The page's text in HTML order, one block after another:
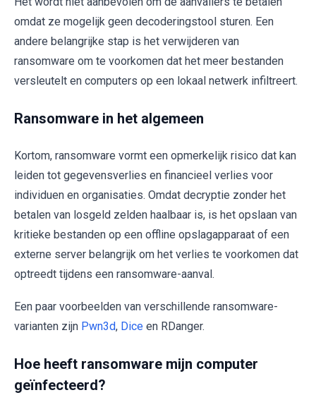
omdat ze mogelijk geen decoderingstool sturen. Een
andere belangrijke stap is het verwijderen van
ransomware om te voorkomen dat het meer bestanden
versleutelt en computers op een lokaal netwerk infiltreert.
Ransomware in het algemeen
Kortom, ransomware vormt een opmerkelijk risico dat kan
leiden tot gegevensverlies en financieel verlies voor
individuen en organisaties. Omdat decryptie zonder het
betalen van losgeld zelden haalbaar is, is het opslaan van
kritieke bestanden op een offline opslagapparaat of een
externe server belangrijk om het verlies te voorkomen dat
optreedt tijdens een ransomware-aanval.
Een paar voorbeelden van verschillende ransomware-
varianten zijn Pwn3d, Dice en RDanger.
Hoe heeft ransomware mijn computer
geïnfecteerd?